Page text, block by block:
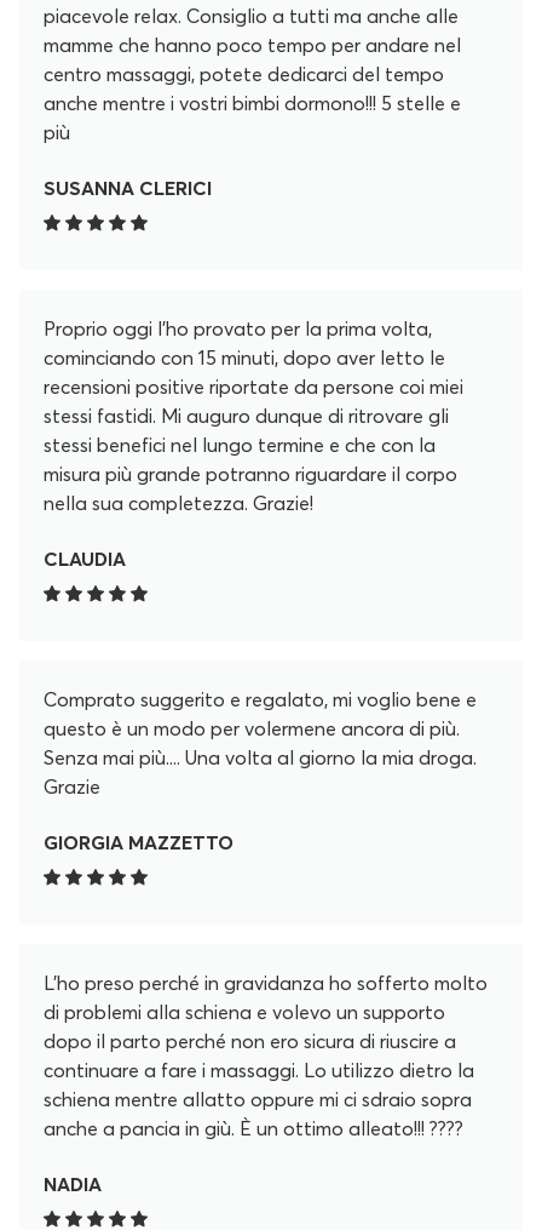
piacevole relax. Consiglio a tutti ma anche alle
mamme che hanno poco tempo per andare nel
centro massaggi, potete dedicarci del tempo
anche mentre i vostri bimbi dormono!!! 5 stelle e
più
SUSANNA CLERICI
Proprio oggi l'ho provato per la prima volta,
cominciando con 15 minuti, dopo aver letto le
recensioni positive riportate da persone coi miei
stessi fastidi. Mi auguro dunque di ritrovare gli
stessi benefici nel lungo termine e che con la
misura più grande potranno riguardare il corpo
nella sua completezza. Grazie!
CLAUDIA
Comprato suggerito e regalato, mi voglio bene e
questo è un modo per volermene ancora di più.
Senza mai più.... Una volta al giorno la mia droga.
Grazie
GIORGIA MAZZETTO
L’ho preso perché in gravidanza ho sofferto molto
di problemi alla schiena e volevo un supporto
dopo il parto perché non ero sicura di riuscire a
continuare a fare i massaggi. Lo utilizzo dietro la
schiena mentre allatto oppure mi ci sdraio sopra
anche a pancia in giù. È un ottimo alleato!!! ????
NADIA